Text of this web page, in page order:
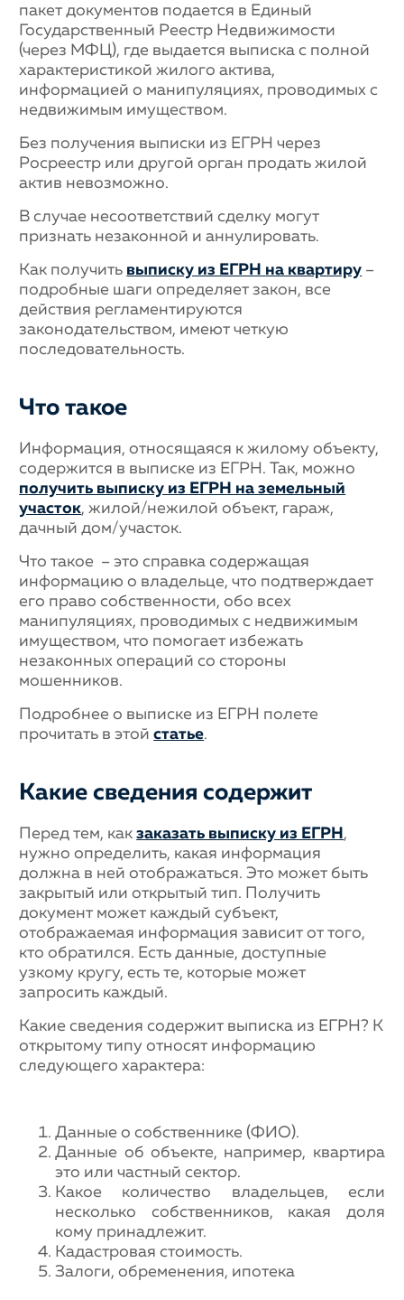
пакет документов подается в Единый
Государственный Реестр Недвижимости
(через МФЦ), где выдается выписка с полной
характеристикой жилого актива,
информацией о манипуляциях, проводимых с
недвижимым имуществом.
Без получения выписки из ЕГРН через
Росреестр или другой орган продать жилой
актив невозможно.
В случае несоответствий сделку могут
признать незаконной и аннулировать.
Как получить выписку из ЕГРН на квартиру –
подробные шаги определяет закон, все
действия регламентируются
законодательством, имеют четкую
последовательность.
Что такое
Информация, относящаяся к жилому объекту,
содержится в выписке из ЕГРН. Так, можно
получить выписку из ЕГРН на земельный
участок, жилой/нежилой объект, гараж,
дачный дом/участок.
Что такое – это справка содержащая
информацию о владельце, что подтверждает
его право собственности, обо всех
манипуляциях, проводимых с недвижимым
имуществом, что помогает избежать
незаконных операций со стороны
мошенников.
Подробнее о выписке из ЕГРН полете
прочитать в этойстатье.
Какие сведения содержит
Перед тем, как заказать выписку из ЕГРН ,
нужно определить, какая информация
должна в ней отображаться. Это может быть
закрытый или открытый тип. Получить
документ может каждый субъект,
отображаемая информация зависит от того,
кто обратился. Есть данные, доступные
узкому кругу, есть те, которые может
запросить каждый.
Какие сведения содержит выписка из ЕГРН? К
открытому типу относят информацию
следующего характера:
Данные о собственнике (ФИО).
Данные об объекте, например, квартира
это или частный сектор.
Какое количество владельцев, если
несколько собственников, какая доля
кому принадлежит.
Кадастровая стоимость.
Залоги, обременения, ипотека